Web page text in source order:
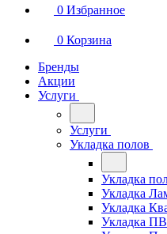
0 Избранное
0 Корзина
Бренды
Акции
Услуги
Услуги
Укладка полов
Укладка
Укладка
Укладка
Укладка